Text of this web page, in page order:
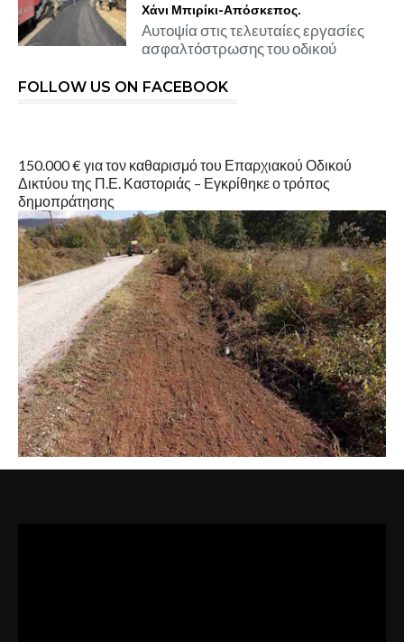
Χάνι Μπιρίκι-Απόσκεπος.
Αυτοψία στις τελευταίες εργασίες
ασφαλτόστρωσης του οδικού
FOLLOW US ON FACEBOOK
150.000 € για τον καθαρισμό του Επαρχιακού Οδικού
Δικτύου της Π.Ε. Καστοριάς – Εγκρίθηκε ο τρόπος
δημοπράτησης